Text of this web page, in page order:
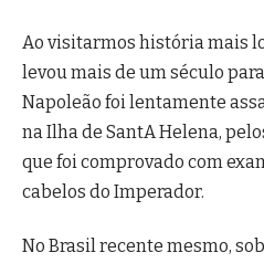
Ao visitarmos história mais
levou mais de um século
Napoleão foi lentamente
na Ilha de SantA Helena,
que foi comprovado com
cabelos do Imperador.
No Brasil recente mesmo,